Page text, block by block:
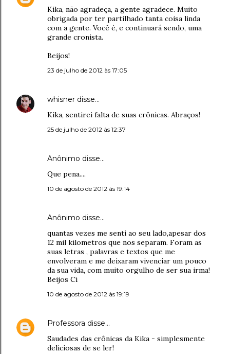
Kika, não agradeça, a gente agradece. Muito
obrigada por ter partilhado tanta coisa linda
com a gente. Você é, e continuará sendo, uma
grande cronista.
Beijos!
23 de julho de 2012 às 17:05
whisner disse…
Kika, sentirei falta de suas crônicas. Abraços!
25 de julho de 2012 às 12:37
Anônimo disse…
Que pena....
10 de agosto de 2012 às 19:14
Anônimo disse…
quantas vezes me senti ao seu lado,apesar dos
12 mil kilometros que nos separam. Foram as
suas letras , palavras e textos que me
envolveram e me deixaram vivenciar um pouco
da sua vida, com muito orgulho de ser sua irma!
Beijos Ci
10 de agosto de 2012 às 19:19
Professora disse…
Saudades das crônicas da Kika - simplesmente
deliciosas de se ler!